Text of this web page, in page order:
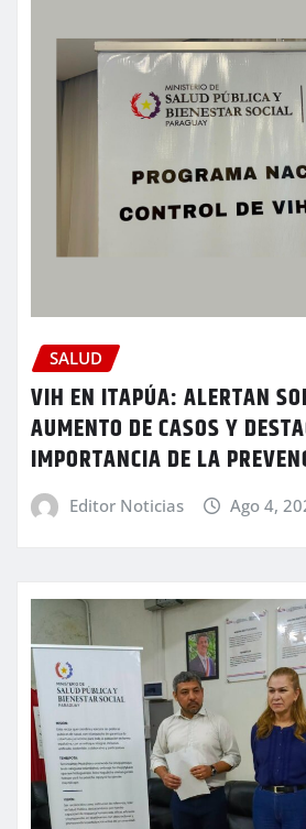
SALUD
VIH EN ITAPÚA: ALERTAN
AUMENTO DE CASOS Y
IMPORTANCIA DE LA
Editor Noticias Ago 4,